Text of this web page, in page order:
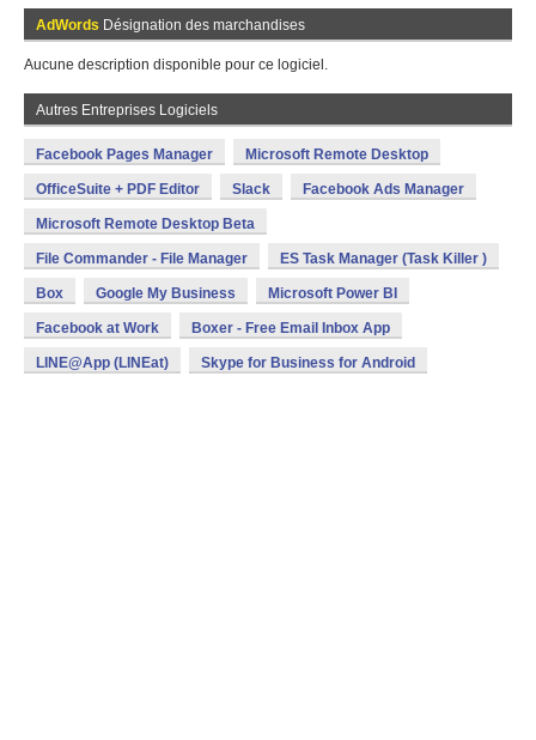
AdWords Désignation des marchandises
Aucune description disponible pour ce logiciel.
Autres Entreprises Logiciels
Facebook Pages Manager Microsoft Remote Desktop
OfficeSuite + PDF Editor Slack Facebook Ads Manager
Microsoft Remote Desktop Beta
File Commander - File Manager ES Task Manager (Task Killer )
Box Google My Business Microsoft Power BI
Facebook at Work Boxer - Free Email Inbox App
LINE@App (LINEat) Skype for Business for Android